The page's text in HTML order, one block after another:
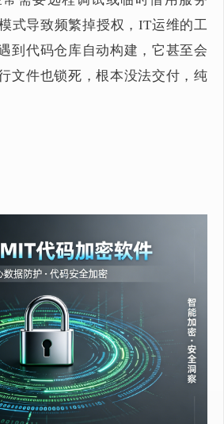
式导致频繁掉授权，IT运维的工
到代码仓库自动构建，它甚至会
文件也锁死，根本没法交付，纯